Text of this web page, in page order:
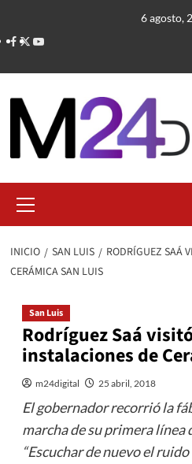
contenido
6 agosto,
primario
INICIO SAN LUIS
RODRÍGUEZ SAÁ
CERÁMICA SAN LUIS
San Luis
Rodríguez Saá
instalaciones de
m24digital 25 abril, 2018
El gobernador recorrió la
marcha de su primera línea
“Escuchar de nuevo el